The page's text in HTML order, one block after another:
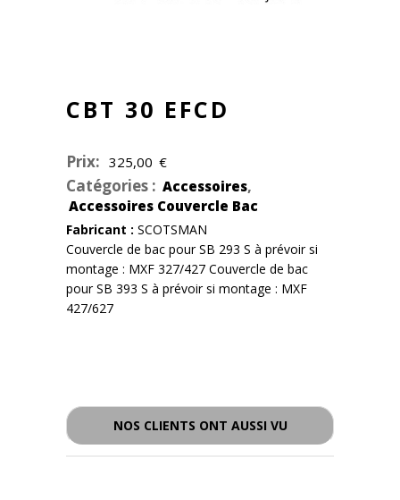
CBT 30 EFCD
Prix: 325,00 €
Catégories : Accessoires,
Accessoires Couvercle Bac
Fabricant : SCOTSMAN
Couvercle de bac pour SB 293 S à prévoir si
montage : MXF 327/427 Couvercle de bac
pour SB 393 S à prévoir si montage : MXF
427/627
NOS CLIENTS ONT AUSSI VU